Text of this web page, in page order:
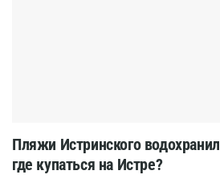
Пляжи Истринского
где купаться на Истре?